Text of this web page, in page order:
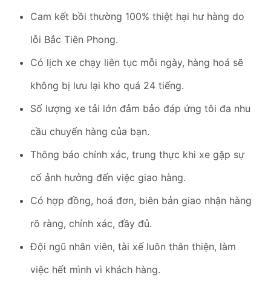
Cam kết bồi thường 100% thiệt hại hư hàng do
lỗi Bắc Tiên Phong.
Có lịch xe chạy liên tục mỗi ngày, hàng hoá sẽ
không bị lưu lại kho quá 24 tiếng.
Số lượng xe tải lớn đảm bảo đáp ứng tôi đa nhu
cầu chuyển hàng của bạn.
Thông báo chính xác, trung thực khi xe gặp sự
cố ảnh hưởng đến việc giao hàng.
Có hợp đồng, hoá đơn, biên bản giao nhận hàng
rõ ràng, chính xác, đầy đủ.
Đội ngũ nhân viên, tài xế luôn thân thiện, làm
việc hết mình vì khách hàng.